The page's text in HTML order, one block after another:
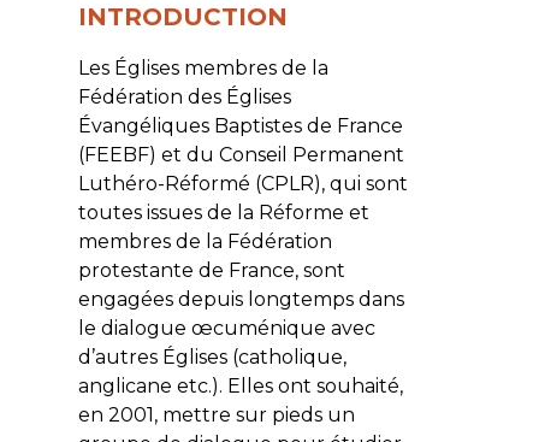
INTRODUCTION
Les Églises membres de la
Fédération des Églises
Évangéliques Baptistes de France
(FEEBF) et du Conseil Permanent
Luthéro-Réformé (CPLR), qui sont
toutes issues de la Réforme et
membres de la Fédération
protestante de France, sont
engagées depuis longtemps dans
le dialogue œcuménique avec
d’autres Églises (catholique,
anglicane etc.). Elles ont souhaité,
en 2001, mettre sur pieds un